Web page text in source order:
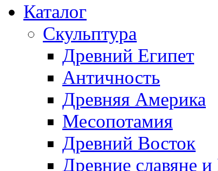
Каталог
Скульптура
Древний Египет
Античность
Древняя Америка
Месопотамия
Древний Восток
Древние славяне и